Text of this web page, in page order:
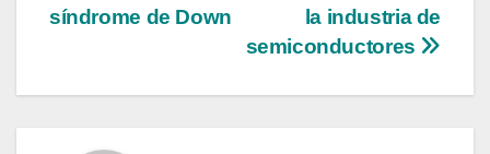
la industria de
semiconductores
síndrome de Down